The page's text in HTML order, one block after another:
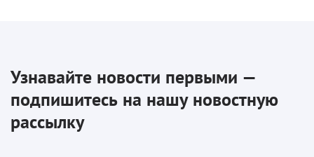
Узнавайте новости первыми —
подпишитесь на нашу новостную
рассылку